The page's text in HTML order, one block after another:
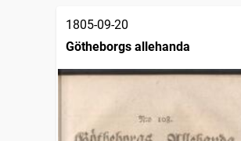
1805-09-20
Götheborgs allehanda